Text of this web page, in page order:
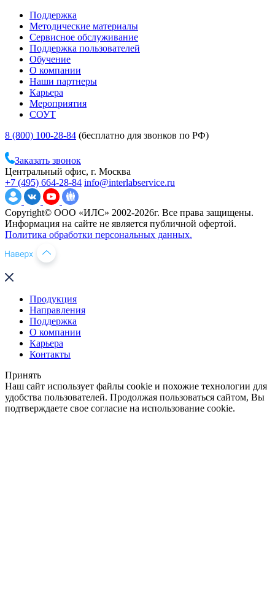
Поддержка
Методические материалы
Сервисное обслуживание
Поддержка пользователей
Обучение
О компании
Наши партнеры
Карьера
Мероприятия
СОУТ
8 (800) 100-28-84 (бесплатно для звонков по РФ)
Заказать звонок
Центральный офис, г. Москва
+7 (495) 664-28-84 info@interlabservice.ru
Copyright© ООО «ИЛС» 2002-2026г. Все права защищены.
Информация на сайте не является публичной офертой.
Политика обработки персональных данных.
Продукция
Направления
Поддержка
О компании
Карьера
Контакты
Принять
Наш сайт использует файлы cookie и похожие технологии для
удобства пользователей. Продолжая пользоваться сайтом, Вы
подтверждаете свое согласие на использование cookie.